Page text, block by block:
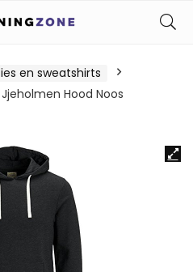
en sweatshirts
Hood Noos